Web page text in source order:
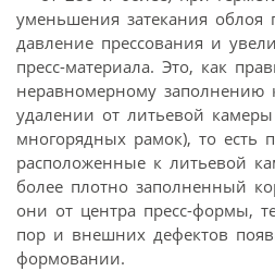
уменьшения затекания облоя
давление прессования и
пресс-материала. Это, как
неравномерному
удалении от литьевой
многорядных рамок), то есть
расположенные к литьевой
более плотно заполненный
они от центра пресс-формы,
пор и внешних дефектов
формовании.